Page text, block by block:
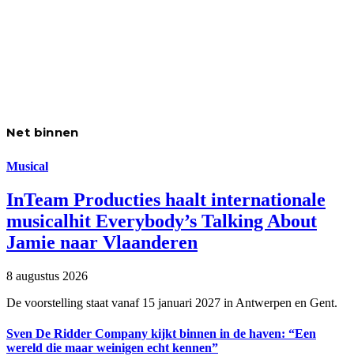
Net binnen
Musical
InTeam Producties haalt internationale
musicalhit Everybody’s Talking About
Jamie naar Vlaanderen
8 augustus 2026
De voorstelling staat vanaf 15 januari 2027 in Antwerpen en Gent.
Sven De Ridder Company kijkt binnen in de haven: “Een
wereld die maar weinigen echt kennen”